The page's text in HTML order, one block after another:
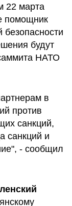
22 марта
помощник
будут
НАТО
в
против
санкций,
санкций и
- сообщил